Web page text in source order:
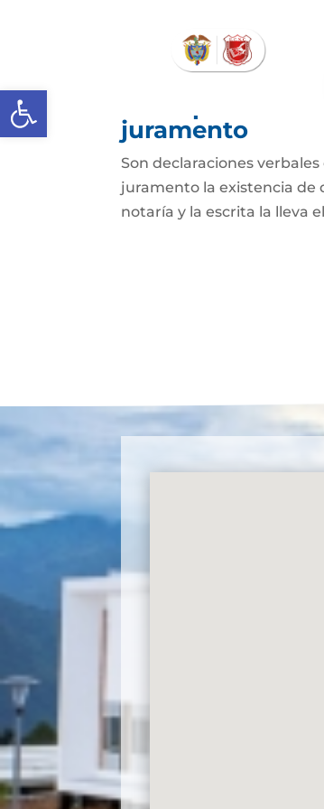
Abrir barra de herramientasExtra-proceso
juramento
Son declaraciones
juramento la existencia de
notaría y la escrita la lleva